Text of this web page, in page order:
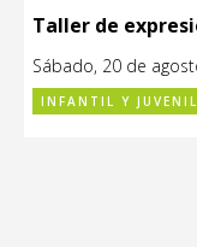
Taller de
Sábado, 20 de
INFANTIL Y JUVENIL